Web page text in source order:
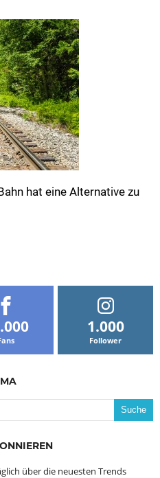
hat eine Alternative zu
1.000
Follower
über die neuesten Trends